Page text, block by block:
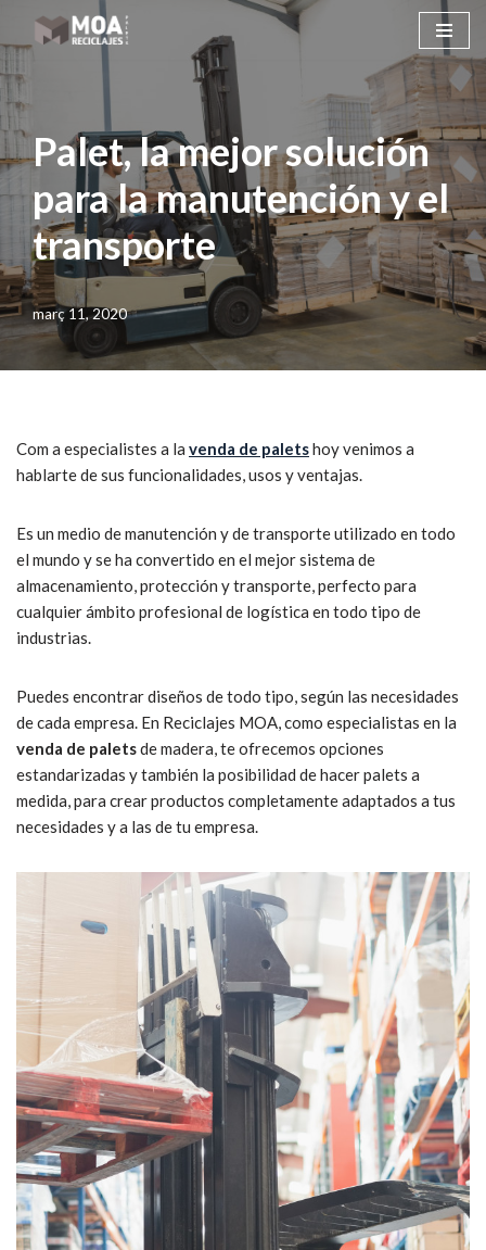
al
contingut
Palet, la mejor solución
para la manutención y el
transporte
març 11, 2020
Com a especialistes a la venda de paletshoy venimos a
hablarte de sus funcionalidades, usos y ventajas.
Es un medio de manutención y de transporte utilizado en todo
el mundo y se ha convertido en el mejor sistema de
almacenamiento, protección y transporte, perfecto para
cualquier ámbito profesional de logística en todo tipo de
industrias.
Puedes encontrar diseños de todo tipo, según las necesidades
de cada empresa. En Reciclajes MOA, como especialistas en la
venda de paletsde madera, te ofrecemos opciones
estandarizadas y también la posibilidad de hacer palets a
medida, para crear productos completamente adaptados a tus
necesidades y a las de tu empresa.